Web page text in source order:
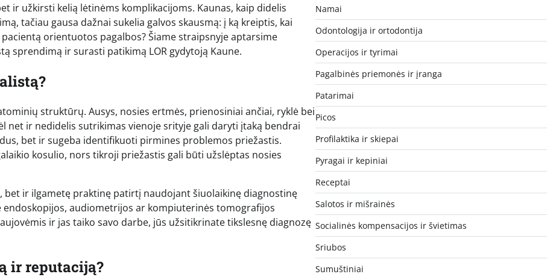
ir užkirsti kelią lėtinėms komplikacijoms. Kaunas, kaip didelis
tačiau gausa dažnai sukelia galvos skausmą: į ką kreiptis, kai
orientuotos pagalbos? Šiame straipsnyje aptarsime
sprendimą ir surasti patikimą LOR gydytoją Kaune.
struktūrų. Ausys, nosies ertmės, prienosiniai ančiai, ryklė bei
net ir nedidelis sutrikimas vienoje srityje gali daryti įtaką bendrai
bet ir sugeba identifikuoti pirmines problemos priežastis.
kosulio, nors tikroji priežastis gali būti užslėptas nosies
ir ilgametę praktinę patirtį naudojant šiuolaikinę diagnostinę
endoskopijos, audiometrijos ar kompiuterinės tomografijos
ir jas taiko savo darbe, jūs užsitikrinate tikslesnę diagnozę
ir reputaciją?
Namai
Odontologija ir ortodontija
Operacijos ir tyrimai
Pagalbinės priemonės ir įranga
Patarimai
Picos
Profilaktika ir skiepai
Pyragai ir kepiniai
Receptai
Salotos ir mišrainės
Socialinės kompensacijos ir švietimas
Sriubos
Sumuštiniai